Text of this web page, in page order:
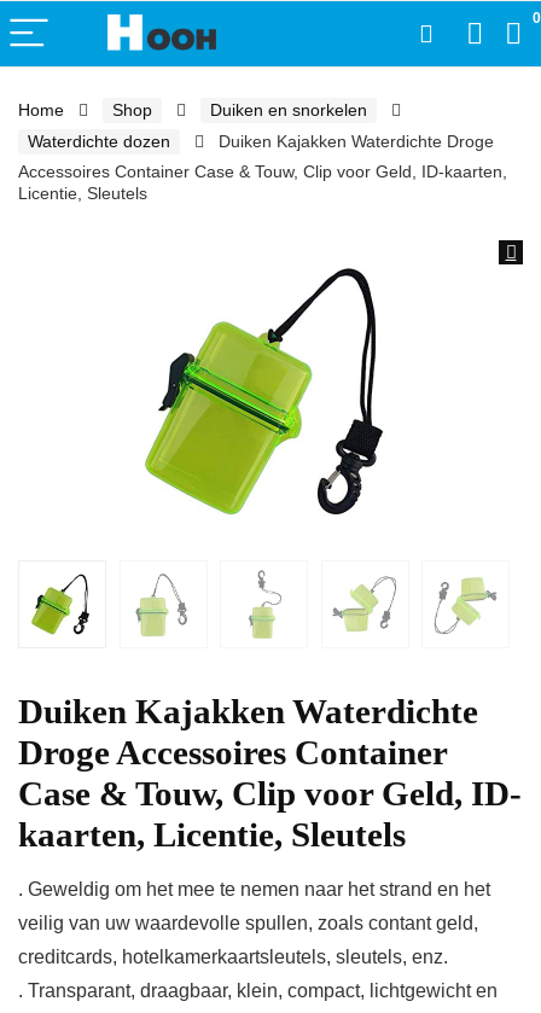
0
Home Shop
Duiken en snorkelen
Waterdichte dozen
Duiken Kajakken Waterdichte Droge
Accessoires Container Case & Touw, Clip voor Geld, ID-kaarten,
Licentie, Sleutels
Duiken Kajakken Waterdichte
Droge Accessoires Container
Case & Touw, Clip voor Geld, ID-
kaarten, Licentie, Sleutels
. Geweldig om het mee te nemen naar het strand en het
veilig van uw waardevolle spullen, zoals contant geld,
creditcards, hotelkamerkaartsleutels, sleutels, enz.
. Transparant, draagbaar, klein, compact, lichtgewicht en